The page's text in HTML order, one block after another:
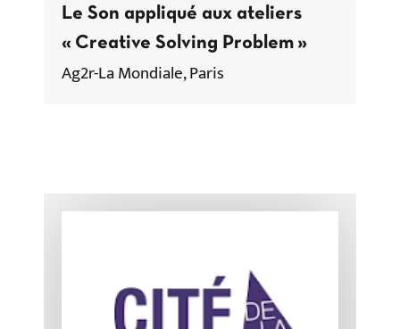
Le Son appliqué aux ateliers
« Creative Solving Problem »
Ag2r-La Mondiale, Paris